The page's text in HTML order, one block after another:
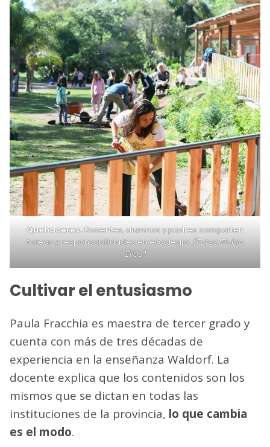
Quehaceres.Docentes, alumnos y padres comparten
tareas y responsabilidades en el colegio. (Fotos: Pablo
Elías)
Cultivar el entusiasmo
Paula Fracchia es maestra de tercer grado y
cuenta con más de tres décadas de
experiencia en la enseñanza Waldorf. La
docente explica que los contenidos son los
mismos que se dictan en todas las
instituciones de la provincia, lo que cambia
es el modo.